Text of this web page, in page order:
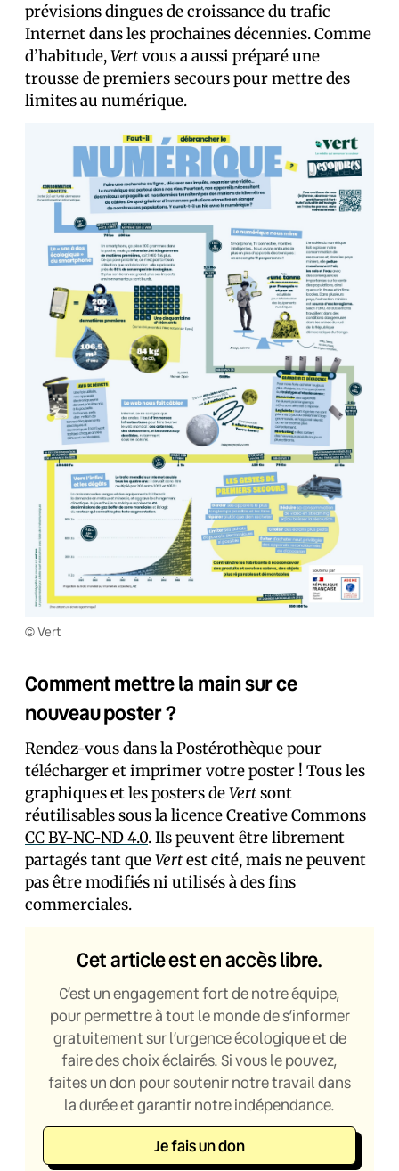
prévisions dingues de croissance du trafic
Internet dans les prochaines décennies. Comme
d’habitude,Vertvous a aussi préparé une
trousse de premiers secours pour mettre des
limites au numérique.
© Vert
Comment mettre la main sur ce
nouveau poster ?
Rendez-vous dans la Postérothèque pour
télécharger et imprimer votre poster ! Tous les
graphiques et les posters deVertsont
réutilisables sous la licence Creative Commons
CC BY-NC-ND 4.0. Ils peuvent être librement
partagés tant queVertest cité, mais ne peuvent
pas être modifiés ni utilisés à des fins
commerciales.
Cet article est en accès libre.
C’est un engagement fort de notre équipe,
pour permettre à tout le monde de s’informer
gratuitement sur l’urgence écologique et de
faire des choix éclairés. Si vous le pouvez,
faites un don pour soutenir notre travail dans
la durée et garantir notre indépendance.
Je fais un don